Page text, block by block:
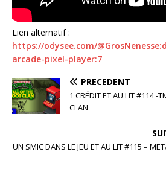
Lien alternatif :
https://odysee.com/
arcade-pixel-player:7
PRÉCÉDENT
1 CRÉDIT ET AU LIT #114 -
CLAN
UN SMIC DANS LE JEU ET AU LIT #115 –